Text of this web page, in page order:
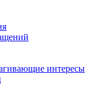
интересы